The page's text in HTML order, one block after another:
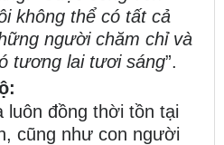
không thể có tất cả
người chăm chỉ và
tương lai tươi sáng”.
luôn đồng thời tồn tại
cũng như con người